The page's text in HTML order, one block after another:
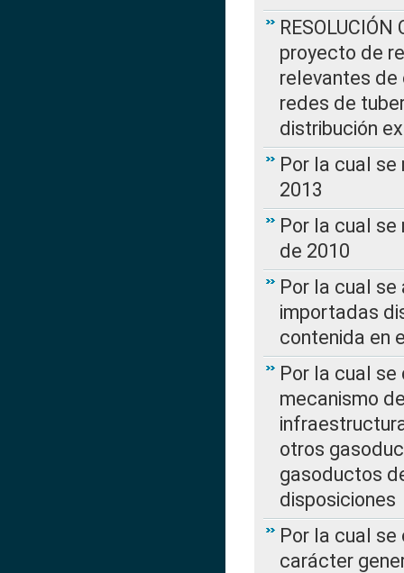
proyecto de
relevantes de
redes de
distribución
Por la cual se
2013
Por la cual se
de 2010
Por la cual
importadas
contenida en
Por la cual se
mecanismo
otros
gasoductos
disposiciones
Por la cual
carácter